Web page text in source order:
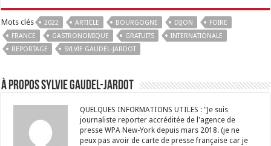
Mots clés 2022 ARTICLE BOURGOGNE DIJON
FOIRE
FRANCE
GASTRONOMIQUE GRATUITS
INTERNATIONALE
REPORTAGE
SYLVIE GAUDEL-JARDOT
À propos Sylvie GAUDEL-JARDOT
QUELQUES INFORMATIONS UTILES : "Je suis
journaliste reporter accréditée de l'agence de
presse WPA New-York depuis mars 2018. (je ne
peux pas avoir de carte de presse française car je